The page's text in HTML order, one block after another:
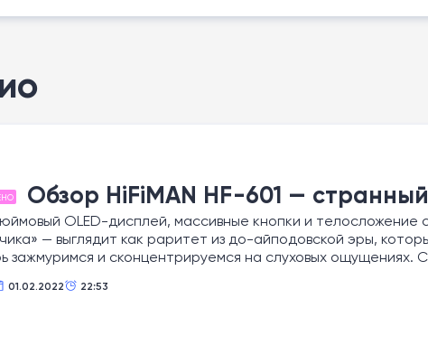
Обзор HiFiMAN HF-601 —
OLED-дисплей, массивные кнопки и телосложение
— выглядит как раритет из до-айподовской эры,
зажмуримся и сконцентрируемся на слуховых ощущениях.
01.02.2022 22:53